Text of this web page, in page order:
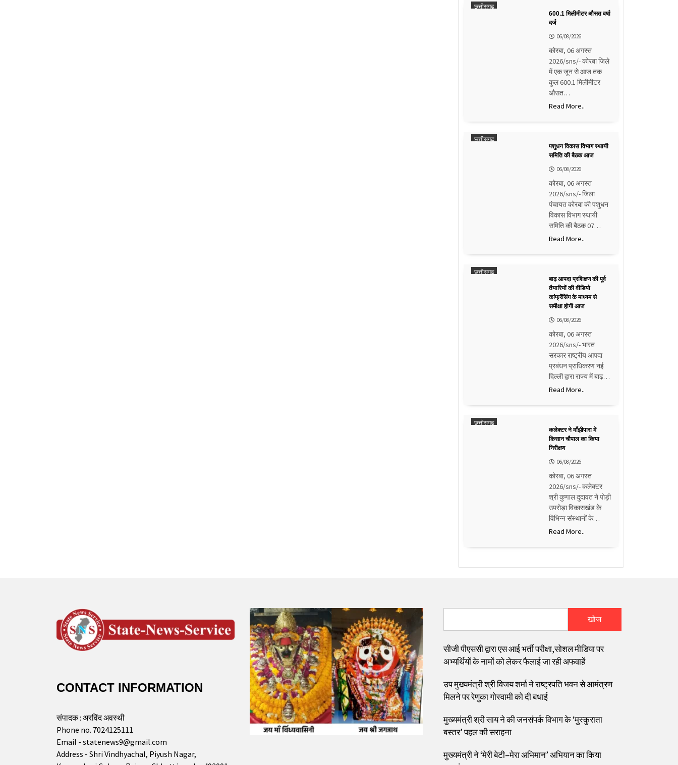
छत्तीसगढ़
600.1 मिलीमीटर औसत वर्षा
दर्ज
06/08/2026
कोरबा, 06 अगस्त
2026/sns/- कोरबा जिले
में एक जून से आज तक
कुल 600.1 मिलीमीटर
औसत…
Read More..
छत्तीसगढ़
पशुधन विकास विभाग स्थायी
समिति की बैठक आज
06/08/2026
कोरबा, 06 अगस्त
2026/sns/- जिला
पंचायत कोरबा की पशुधन
विकास विभाग स्थायी
समिति की बैठक 07…
Read More..
छत्तीसगढ़
बाढ़ आपदा प्रशिक्षण की पूर्व
तैयारियों की वीडियो
कांफ्रेंसिंग के माध्यम से
समीक्षा होगी आज
06/08/2026
कोरबा, 06 अगस्त
2026/sns/- भारत
सरकार राष्ट्रीय आपदा
प्रबंधन प्राधिकरण नई
दिल्ली द्वारा राज्य में बाढ़…
Read More..
छत्तीसगढ़
कलेक्टर ने माँझीपारा में
किसान चौपाल का किया
निरीक्षण
06/08/2026
कोरबा, 06 अगस्त
2026/sns/- कलेक्टर
श्री कुणाल दुदावत ने पोड़ी
उपरोड़ा विकासखंड के
विभिन्न संस्थानों के…
Read More..
CONTACT INFORMATION
संपादक : अरविंद अवस्थी
Phone no. 7024125111
Email - statenews9@gmail.com
Address - Shri Vindhyachal, Piyush Nagar,
खोज
सीजी पीएससी द्वारा एस आई भर्ती परीक्षा,सोशल मीडिया पर
अभ्यर्थियों के नामों को लेकर फैलाई जा रही अफवाहें
उप मुख्यमंत्री श्री विजय शर्मा ने राष्ट्रपति भवन से आमंत्रण
मिलने पर रेणुका गोस्वामी को दी बधाई
मुख्यमंत्री श्री साय ने की जनसंपर्क विभाग के ‘मुस्कुराता
बस्तर’ पहल की सराहना
मुख्यमंत्री ने ‘मेरी बेटी–मेरा अभिमान’ अभियान का किया